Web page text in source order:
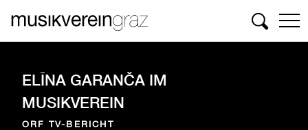
Suchen
ELĪNA GARANČA IM
MUSIKVEREIN
ORF TV-BERICHT